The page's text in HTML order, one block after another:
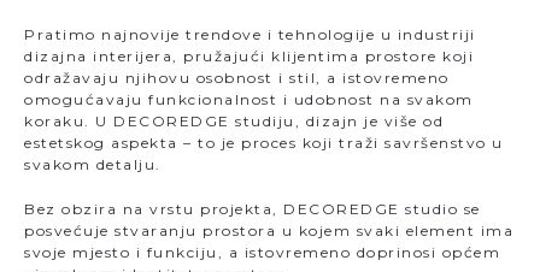
Pratimo najnovije trendove i tehnologije u industriji
dizajna interijera, pružajući klijentima prostore koji
odražavaju njihovu osobnost i stil, a istovremeno
omogućavaju funkcionalnost i udobnost na svakom
koraku. U DECOREDGE studiju, dizajn je više od
estetskog aspekta – to je proces koji traži savršenstvo u
svakom detalju.
Bez obzira na vrstu projekta, DECOREDGE studio se
posvećuje stvaranju prostora u kojem svaki element ima
svoje mjesto i funkciju, a istovremeno doprinosi općem